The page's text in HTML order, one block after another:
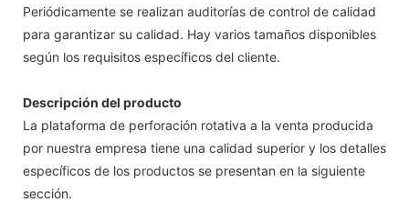
Periódicamente se realizan auditorías de control de calidad
para garantizar su calidad. Hay varios tamaños disponibles
según los requisitos específicos del cliente.
Descripción del producto
La plataforma de perforación rotativa a la venta producida
por nuestra empresa tiene una calidad superior y los detalles
específicos de los productos se presentan en la siguiente
sección.